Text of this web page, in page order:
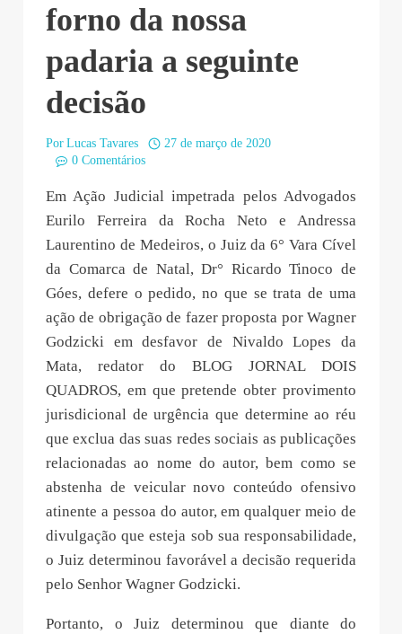
forno da nossa
padaria a seguinte
decisão
Por Lucas Tavares
27 de março de 2020
0 Comentários
Em Ação Judicial impetrada pelos Advogados
Eurilo Ferreira da Rocha Neto e Andressa
Laurentino de Medeiros, o Juiz da 6° Vara Cível
da Comarca de Natal, Dr° Ricardo Tinoco de
Góes, defere o pedido, no que se trata de uma
ação de obrigação de fazer proposta por Wagner
Godzicki em desfavor de Nivaldo Lopes da
Mata, redator do BLOG JORNAL DOIS
QUADROS, em que pretende obter provimento
jurisdicional de urgência que determine ao réu
que exclua das suas redes sociais as publicações
relacionadas ao nome do autor, bem como se
abstenha de veicular novo conteúdo ofensivo
atinente a pessoa do autor, em qualquer meio de
divulgação que esteja sob sua responsabilidade,
o Juiz determinou favorável a decisão requerida
pelo Senhor Wagner Godzicki.
Portanto, o Juiz determinou que diante do